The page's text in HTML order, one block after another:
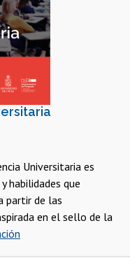
Universitaria es
habilidades que
partir de las
en el sello de la